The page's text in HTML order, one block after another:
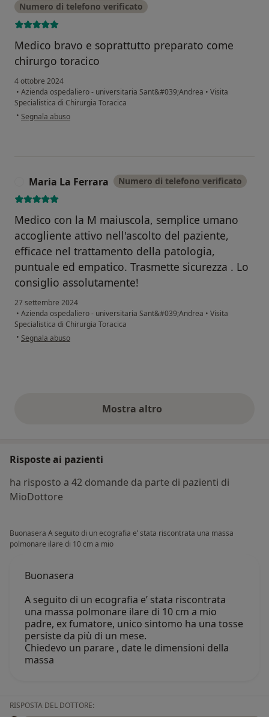
Numero di telefono verificato
Medico bravo e soprattutto preparato come
chirurgo toracico
4 ottobre 2024
• Azienda ospedaliero - universitaria Sant&#039;Andrea • Visita
Specialistica di Chirurgia Toracica
• secondo l'opinione dell'utente Giovanni Francischiello
Segnala abuso
Maria La Ferrara Numero di telefono verificato
Medico con la M maiuscola, semplice umano
accogliente attivo nell'ascolto del paziente,
efficace nel trattamento della patologia,
puntuale ed empatico. Trasmette sicurezza . Lo
consiglio assolutamente!
27 settembre 2024
• Azienda ospedaliero - universitaria Sant&#039;Andrea • Visita
Specialistica di Chirurgia Toracica
• secondo l'opinione dell'utente Maria La Ferrara
Segnala abuso
Mostra altroopinioni di cui sopra
Risposte ai pazienti
ha risposto a 42 domande da parte di pazienti di
MioDottore
Buonasera A seguito di un ecografia e’ stata riscontrata una massa
polmonare ilare di 10 cm a mio
Buonasera
A seguito di un ecografia e’ stata riscontrata
una massa polmonare ilare di 10 cm a mio
padre, ex fumatore, unico sintomo ha una tosse
persiste da più di un mese.
Chiedevo un parare , date le dimensioni della
massa
RISPOSTA DEL DOTTORE: